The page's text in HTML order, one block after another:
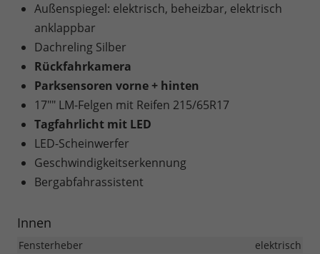
Außenspiegel: elektrisch, beheizbar, elektrisch
anklappbar
Dachreling Silber
Rückfahrkamera
Parksensoren vorne + hinten
17"" LM-Felgen mit Reifen 215/65R17
Tagfahrlicht mit LED
LED-Scheinwerfer
Geschwindigkeitserkennung
Bergabfahrassistent
Innen
Fensterheber
elektrisch